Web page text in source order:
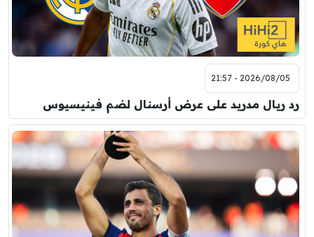
2026/08/05 - 21:57
رد ريال مدريد على عرض أرسنال لضم فينيسيوس